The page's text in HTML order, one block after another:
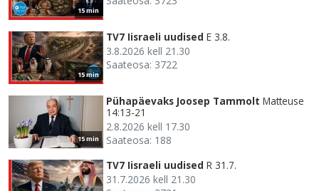
15 min
15 min
TV7 Iisraeli uudised E 3.8.
3.8.2026 kell 21.30
Saateosa: 3722
15 min
Pühapäevaks Joosep Tammolt Matteuse
14:13-21
2.8.2026 kell 17.30
Saateosa: 188
TV7 Iisraeli uudised R 31.7.
31.7.2026 kell 21.30